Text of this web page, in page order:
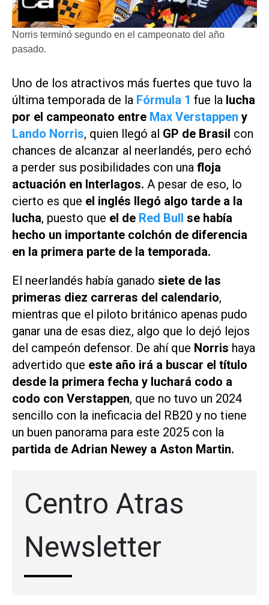
Norris terminó segundo en el campeonato del año
pasado.
Uno de los atractivos más fuertes que tuvo la
última temporada de la Fórmula 1 fue la lucha
por el campeonato entre Max Verstappen y
Lando Norris, quien llegó al GP de Brasil con
chances de alcanzar al neerlandés, pero echó
a perder sus posibilidades con una floja
actuación en Interlagos. A pesar de eso, lo
cierto es que el inglés llegó algo tarde a la
lucha, puesto que el de Red Bull se había
hecho un importante colchón de diferencia
en la primera parte de la temporada.
El neerlandés había ganado siete de las
primeras diez carreras del calendario,
mientras que el piloto británico apenas pudo
ganar una de esas diez, algo que lo dejó lejos
del campeón defensor. De ahí que Norris haya
advertido que este año irá a buscar el título
desde la primera fecha y luchará codo a
codo con Verstappen, que no tuvo un 2024
sencillo con la ineficacia del RB20 y no tiene
un buen panorama para este 2025 con la
partida de Adrian Newey a Aston Martin.